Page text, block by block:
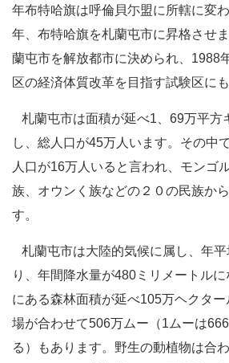
年布特哈旗は呼倫貝尓盟に所轄に変
年、布特哈旗を札蘭屯市に昇格させ
蘭屯市を解放都市に決められ、1988
区の経済体質改革を目指す試験区に
札蘭屯市は面積が延べ1、69万平方
し、総人口が45万人います。その中
人口が16万人いると言われ、モンゴ
族、オウンく族などの２０の民族か
す。
札蘭屯市は大陸的気候に属し、年
り、年間降水量が480ミリメートル
にある森林面積が延べ105万ヘクタ
場が合わせて506万ムー（1ムーは
る）もあります。野生の動植物は合